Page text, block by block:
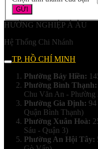
HƯỚNG NGHIỆP Á ÂU
Hệ Thống Chi Nhánh
TP. HỒ CHÍ MINH
Phường Bảy Hiền:
Phường Bình Thạnh:
Chu Văn An -
Phường Gia Định:
Quận Bình Thạnh)
Phường Xuân Hoà:
Sáu - Quận 3)
Phường An Hội Tây: